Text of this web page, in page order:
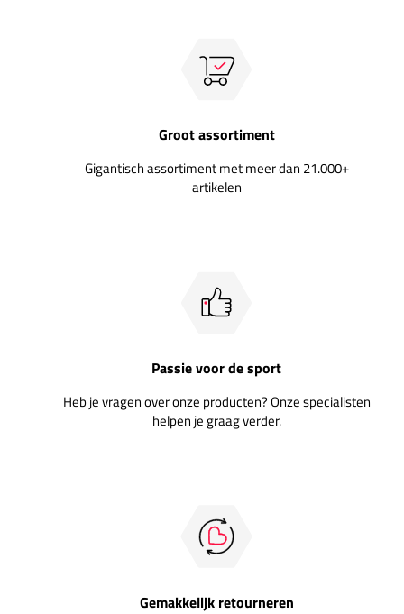
Groot assortiment
Gigantisch assortiment met meer dan 21.000+
artikelen
Passie voor de sport
Heb je vragen over onze producten? Onze specialisten
helpen je graag verder.
Gemakkelijk retourneren